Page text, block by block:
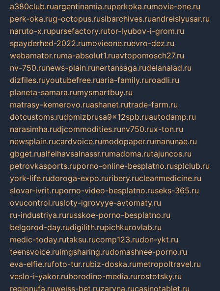
a380club.ruargentinamia.ruperkoka.rumovie-one.ru
perk-oka.rug-octopus.rusibarchives.ruandreislyusar.ru
naruto-x.rupursefactory.rutor-lyubov-i-grom.ru
spayderhed-2022.rumovieone.ruevro-dez.ru
webamator.ruma-absolut1.ruavtopomosch27.ru
nv-750.runews-plain.runertansaga.rudelanalad.ru
dizfiles.ruyoutubefree.ruaria-family.ruroadli.ru
planeta-samara.rumysmartbuy.ru
matrasy-kemerovo.ruashanet.rutrade-farm.ru
dotcustoms.rudomizbrusa9x12spb.ruautodamp.ru
narasimha.rudjcommodities.runv750.rux-ton.ru
newsplain.rucardvoice.rumodopaper.rumanunae.ru
gbget.rualfeihavsalnassr.rumadoma.rutajuncos.ru
petrovkasports.ruporno-online-besplatno.rusplclub.ru
york-life.rudoroga-expo.ruribery.rucleanmedicine.ru
slovar-ivrit.ruporno-video-besplatno.ruseks-365.ru
ovucontrol.rusloty-igrovyye-avtomaty.ru
ru-industriya.rurusskoe-porno-besplatno.ru
belgorod-day.rudigilith.rupichkurovlab.ru
medic-today.rutaksu.rucomp123.rudon-ykt.ru
teensvoice.ruimgsharing.rudomashnee-porno.ru
eva-elfie.rufoto-tur.rubiz-doska.rumetropoltravel.ru
veslo-i-yakor.ruborodino-media.rurostotsky.ru
regionufa.ruweiss-bet.ruzaryna.rucasinotablet.ru